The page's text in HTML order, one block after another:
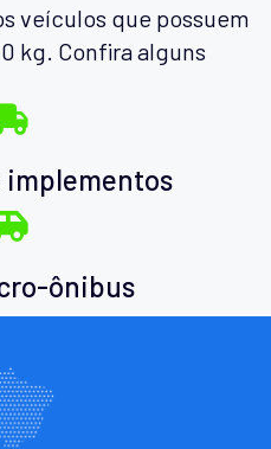
veículos que possuem
kg. Confira alguns
implementos
ônibus